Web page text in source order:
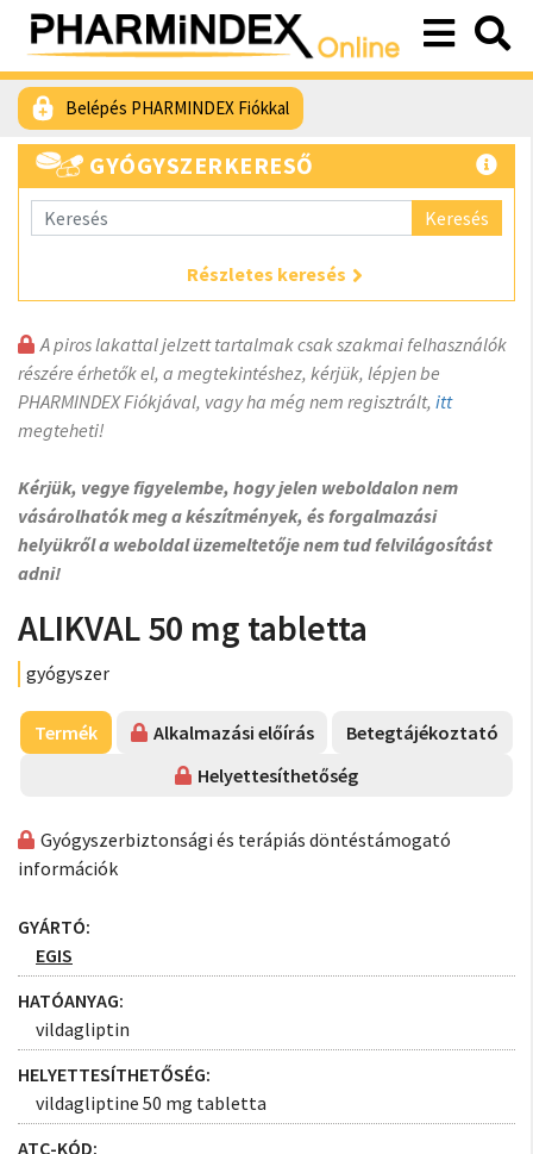
Belépés PHARMINDEX Fiókkal
GYÓGYSZERKERESŐ
Keresés
Részletes keresés
A piros lakattal jelzett tartalmak csak szakmai felhasználók
részére érhetők el, a megtekintéshez, kérjük, lépjen be
PHARMINDEX Fiókjával, vagy ha még nem regisztrált, itt
megteheti!
Kérjük, vegye figyelembe, hogy jelen weboldalon nem
vásárolhatók meg a készítmények, és forgalmazási
helyükről a weboldal üzemeltetője nem tud felvilágosítást
adni!
ALIKVAL 50 mg tabletta
gyógyszer
Termék Alkalmazási előírás
Betegtájékoztató
Helyettesíthetőség
Gyógyszerbiztonsági és terápiás döntéstámogató
információk
GYÁRTÓ:
EGIS
HATÓANYAG:
vildagliptin
HELYETTESÍTHETŐSÉG:
vildagliptine 50 mg tabletta
ATC-KÓD: